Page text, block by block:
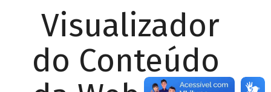
Visualizador
do Conteúdo